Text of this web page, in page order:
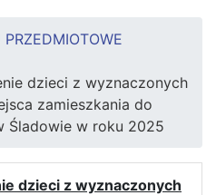
PRZEDMIOTOWE
dzieci z wyznaczonych
zamieszkania do
Śladowie w roku 2025
dzieci z wyznaczonych